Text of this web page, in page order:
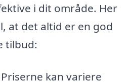
i dit område. Her
at det altid er en god
tilbud:
Priserne kan variere